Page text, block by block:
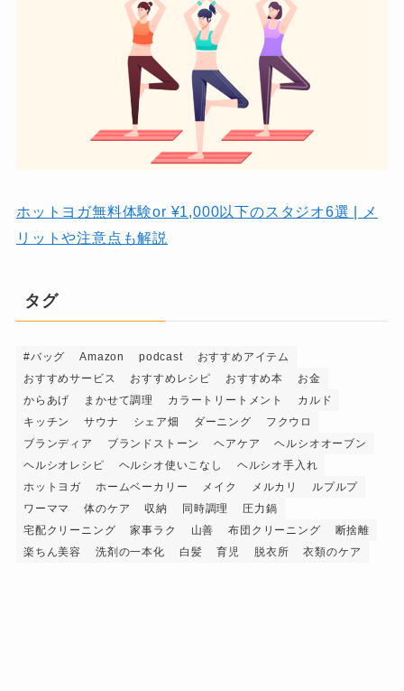
ホットヨガ無料体験or ¥1,000以下のスタジオ6選 | メ
リットや注意点も解説
タグ
#バッグ Amazon podcast
おすすめアイテム
おすすめサービス
おすすめレシピ おすすめ本
お金
からあげ
まかせて調理 カラートリートメント
カルド
キッチン
サウナ シェア畑 ダーニング
フクウロ
ブランディア
ブランドストーン ヘアケア
ヘルシオオーブン
ヘルシオレシピ
ヘルシオ使いこなし
ヘルシオ手入れ
ホットヨガ
ホームベーカリー メイク メルカリ
ルプルプ
ワーママ
体のケア 収納 同時調理
圧力鍋
宅配クリーニング
家事ラク 山善 布団クリーニング
断捨離
楽ちん美容
洗剤の一本化 白髪 育児 脱衣所 衣類のケア